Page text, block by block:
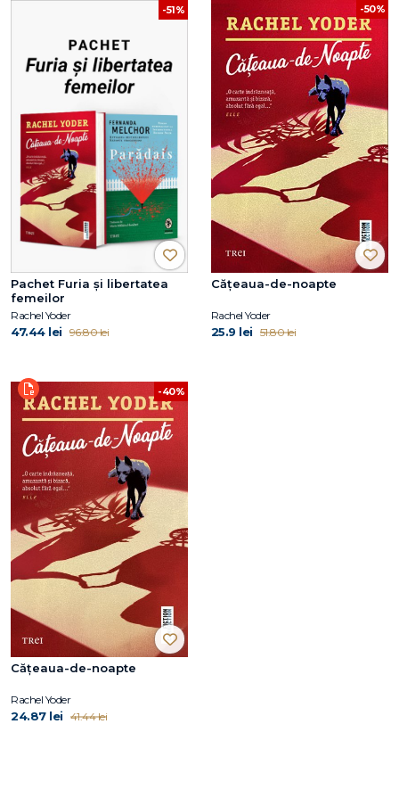
-51%
Pachet Furia și libertatea
femeilor
Rachel Yoder
47.44 lei 96.80 lei
-50%
Cățeaua-de-noapte
Rachel Yoder
25.9 lei 51.80 lei
-40%
Cățeaua-de-noapte
Rachel Yoder
24.87 lei 41.44 lei